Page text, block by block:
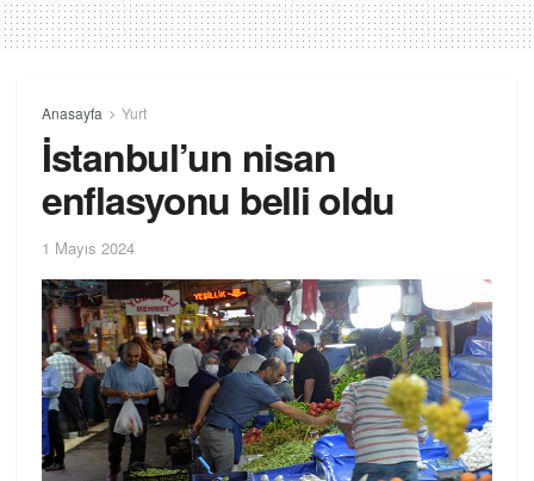
Anasayfa Yurt
İstanbul’un nisan
enflasyonu belli oldu
1 Mayıs 2024